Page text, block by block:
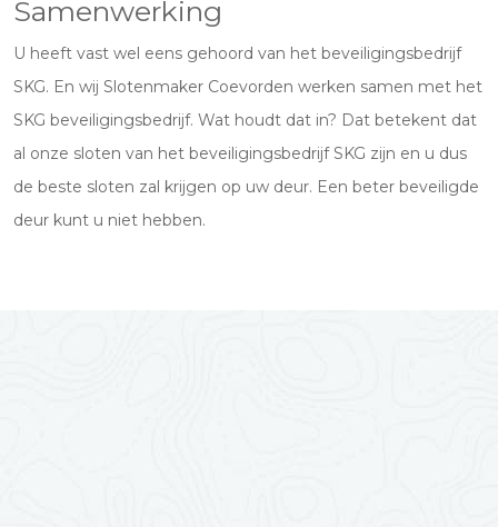
Samenwerking
U heeft vast wel eens gehoord van het beveiligingsbedrijf
SKG. En wij Slotenmaker Coevorden werken samen met het
SKG beveiligingsbedrijf. Wat houdt dat in? Dat betekent dat
al onze sloten van het beveiligingsbedrijf SKG zijn en u dus
de beste sloten zal krijgen op uw deur. Een beter beveiligde
deur kunt u niet hebben.